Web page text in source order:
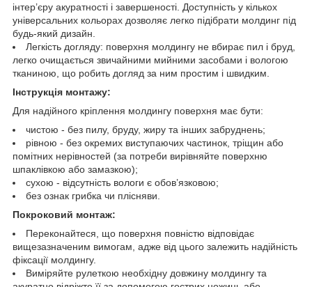
інтер’єру акуратності і завершеності. Доступність у кількох
універсальних кольорах дозволяє легко підібрати молдинг під
будь-який дизайн.
Легкість догляду: поверхня молдингу не вбирає пил і бруд,
легко очищається звичайними мийними засобами і вологою
тканиною, що робить догляд за ним простим і швидким.
Інструкція монтажу:
Для надійного кріплення молдингу поверхня має бути:
чистою - без пилу, бруду, жиру та інших забруднень;
рівною - без окремих виступаючих частинок, тріщин або
помітних нерівностей (за потреби вирівняйте поверхню
шпаклівкою або замазкою);
сухою - відсутність вологи є обов’язковою;
без ознак грибка чи плісняви.
Покроковий монтаж:
Переконайтеся, що поверхня повністю відповідає
вищезазначеним вимогам, адже від цього залежить надійність
фіксації молдингу.
Виміряйте рулеткою необхідну довжину молдингу та